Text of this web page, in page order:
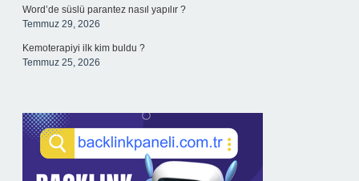
Word’de süslü parantez nasıl yapılır ?
Temmuz 29, 2026
Kemoterapiyi ilk kim buldu ?
Temmuz 25, 2026